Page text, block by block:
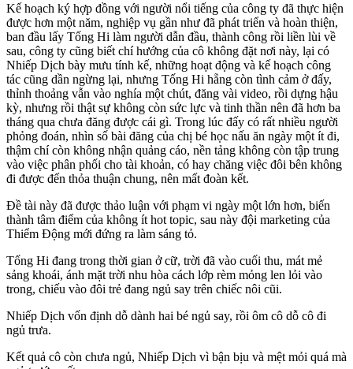
Kế hoạch ký hợp đồng với người nổi tiếng của công ty đã thực hiện
được hơn một năm, nghiệp vụ gần như đã phát triển và hoàn thiện,
ban đầu lấy Tống Hi làm người dẫn đầu, thành công rồi liền lùi về
sau, công ty cũng biết chí hướng của cô không đặt nơi này, lại có
Nhiếp Dịch bày mưu tính kế, những hoạt động và kế hoạch công
tác cũng dần ngừng lại, nhưng Tống Hi hẵng còn tình cảm ở đấy,
thỉnh thoảng vẫn vào nghía một chút, đăng vài video, rồi dựng hậu
kỳ, nhưng rồi thật sự không còn sức lực và tinh thần nên đã hơn ba
tháng qua chưa đăng được cái gì. Trong lúc đấy có rất nhiều người
phỏng đoán, nhìn số bài đăng của chị bé học nấu ăn ngày một ít đi,
thậm chí còn không nhận quảng cáo, nền tảng không còn tập trung
vào việc phân phối cho tài khoản, có hay chăng việc đôi bên không
đi được đến thỏa thuận chung, nên mất đoàn kết.
Đề tài này đã được thảo luận với phạm vi ngày một lớn hơn, biến
thành tâm điểm của không ít hot topic, sau này đội marketing của
Thiểm Động mới đứng ra làm sáng tỏ.
Tống Hi đang trong thời gian ở cữ, trời đã vào cuối thu, mát mẻ
sảng khoái, ánh mặt trời nhu hòa cách lớp rèm mỏng len lỏi vào
trong, chiếu vào đôi trẻ đang ngủ say trên chiếc nôi cũi.
Nhiếp Dịch vốn định dỗ dành hai bé ngủ say, rồi ôm cô dỗ cô đi
ngủ trưa.
Kết quả cô còn chưa ngủ, Nhiếp Dịch vì bận bịu và mệt mỏi quá mà